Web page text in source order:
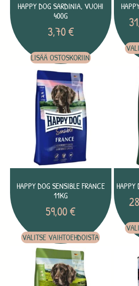
HAPPY DOG SARDINIA, VUOHI
400G
3,70€
LISÄÄ OSTOSKORIIN
HAPPY DOG SENSIBLE FRANCE
11KG
59,00€
VALITSE VAIHTOEHDOISTA
HAPPY